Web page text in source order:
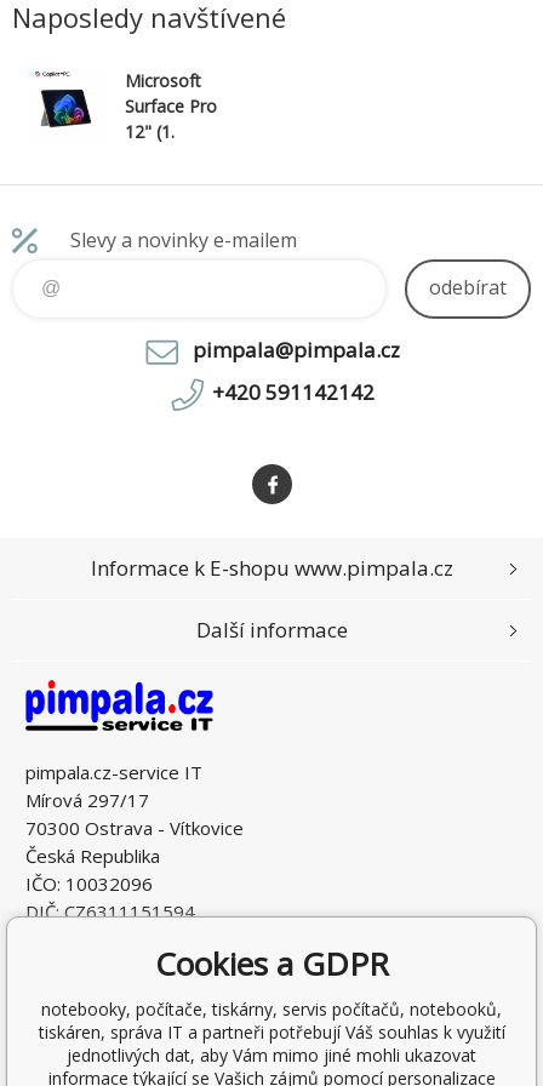
pro nabíjení s širokou řadou
Naposledy navštívené
Microsoft
Surface Pro
12" (1.
Plus/12"/2196
/256GB/Adren
o/W11P/Platin
Slevy a novinky e-mailem
odebírat
pimpala@pimpala.cz
+420 591142142
pimpala.cz-service IT
Mírová 297/17
70300 Ostrava - Vítkovice
Česká Republika
IČO: 10032096
DIČ: CZ6311151594
Informace k E-shopu www.pimpala.cz
Další informace
Cookies a GDPR
notebooky, počítače, tiskárny, servis počítačů, notebooků,
tiskáren, správa IT a partneři potřebují Váš souhlas k využití
jednotlivých dat, aby Vám mimo jiné mohli ukazovat
informace týkající se Vašich zájmů pomocí personalizace